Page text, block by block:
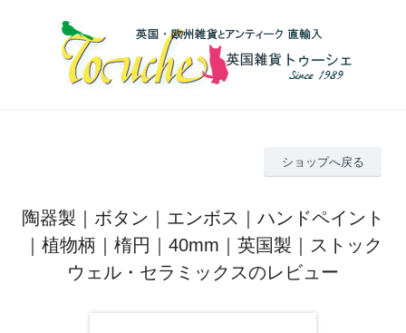
ショップへ戻る
陶器製｜ボタン｜エンボス｜ハンドペイント
｜植物柄｜楕円｜40mm｜英国製｜ストック
ウェル・セラミックスのレビュー